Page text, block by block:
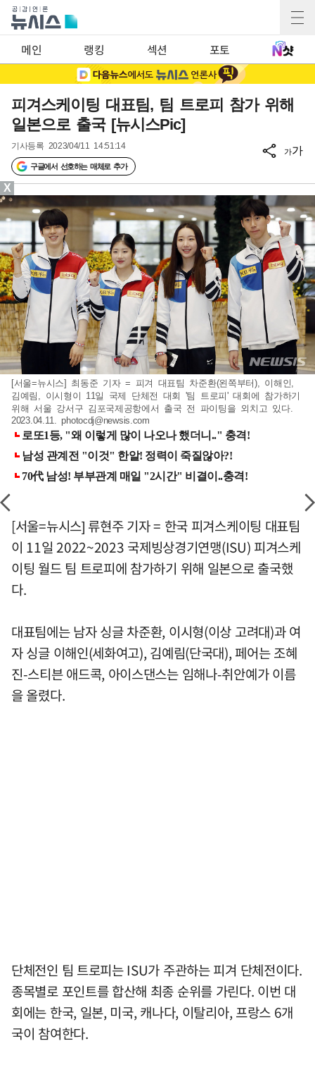
메인 랭킹 섹션 포토
피겨스케이팅 대표팀, 팀 트로피 참가 위해
일본으로 출국 [뉴시스Pic]
기사등록 2023/04/11 14:51:14
구글에서 선호하는 매체로 추가
가가
[서울=뉴시스] 최동준 기자 = 피겨 대표팀 차준환(왼쪽부터), 이해인,
김예림, 이시형이 11일 국제 단체전 대회 '팀 트로피' 대회에 참가하기
위해 서울 강서구 김포국제공항에서 출국 전 파이팅을 외치고 있다.
2023.04.11.photocdj@newsis.com
[서울=뉴시스] 류현주 기자 = 한국 피겨스케이팅 대표팀
이 11일 2022~2023 국제빙상경기연맹(ISU) 피겨스케
이팅 월드 팀 트로피에 참가하기 위해 일본으로 출국했
다.
대표팀에는 남자 싱글 차준환, 이시형(이상 고려대)과 여
자 싱글 이해인(세화여고), 김예림(단국대), 페어는 조혜
진-스티븐 애드콕, 아이스댄스는 임해나-취안예가 이름
을 올렸다.
단체전인 팀 트로피는 ISU가 주관하는 피겨 단체전이다.
종목별로 포인트를 합산해 최종 순위를 가린다. 이번 대
회에는 한국, 일본, 미국, 캐나다, 이탈리아, 프랑스 6개
국이 참여한다.
X